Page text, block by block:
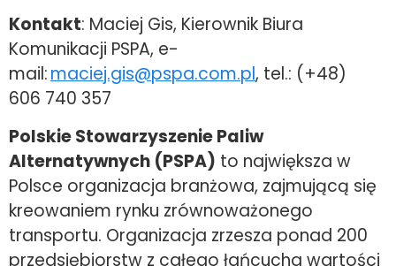
Kontakt: Maciej Gis, Kierownik Biura
Komunikacji PSPA, e-
mail:maciej.gis@pspa.com.pl, tel.: (+48)
606 740 357
Polskie Stowarzyszenie Paliw
Alternatywnych (PSPA) to największa w
Polsce organizacja branżowa, zajmującą się
kreowaniem rynku zrównoważonego
transportu. Organizacja zrzesza ponad 200
przedsiębiorstw z całego łańcucha wartości